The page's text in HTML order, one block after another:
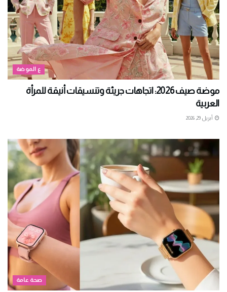
ع الموضة
موضة صيف 2026: اتجاهات جريئة وتنسيقات أنيقة للمرأة
العربية
أبريل 29, 2026
صحة عامة